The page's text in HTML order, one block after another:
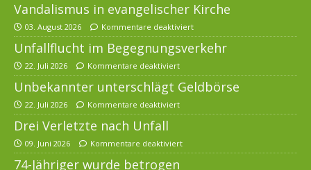
Vandalismus in evangelischer Kirche
03. August 2026 Kommentare deaktiviert
Unfallflucht im Begegnungsverkehr
22. Juli 2026 Kommentare deaktiviert
Unbekannter unterschlägt Geldbörse
22. Juli 2026 Kommentare deaktiviert
Drei Verletzte nach Unfall
09. Juni 2026 Kommentare deaktiviert
74-Jähriger wurde betrogen